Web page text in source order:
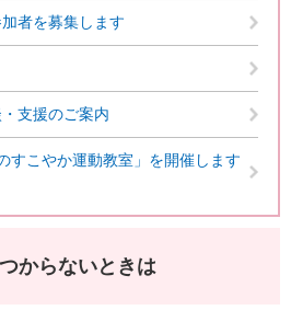
者を募集します
支援のご案内
すこやか運動教室」を開催します
からないときは